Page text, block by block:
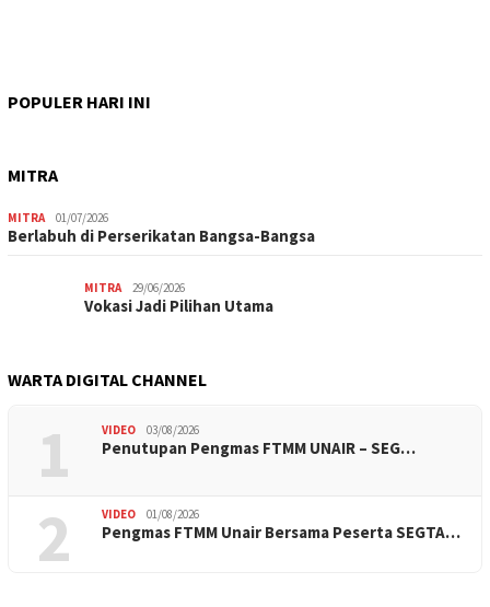
POPULER HARI INI
MITRA
MITRA 01/07/2026
Berlabuh di Perserikatan Bangsa-Bangsa
MITRA 29/06/2026
Vokasi Jadi Pilihan Utama
WARTA DIGITAL CHANNEL
1 VIDEO 03/08/2026
Penutupan Pengmas FTMM UNAIR – SEG…
2 VIDEO 01/08/2026
Pengmas FTMM Unair Bersama Peserta SEGTA…